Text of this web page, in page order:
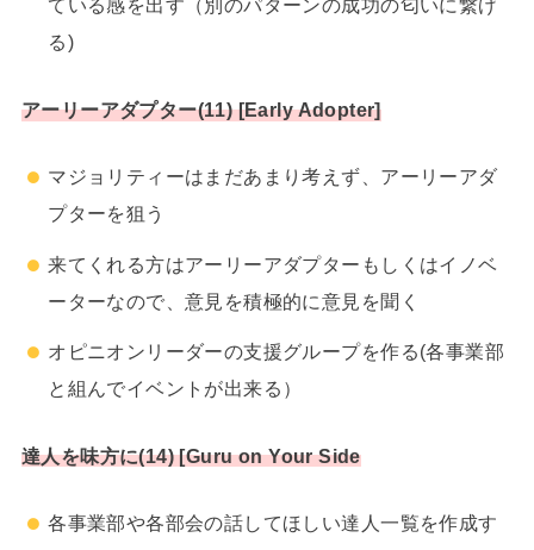
ている感を出す（別のパターンの成功の匂いに繋げ
る)
アーリーアダプター(11) [Early Adopter]
マジョリティーはまだあまり考えず、アーリーアダ
プターを狙う
来てくれる方はアーリーアダプターもしくはイノベ
ーターなので、意見を積極的に意見を聞く
オピニオンリーダーの支援グループを作る(各事業部
と組んでイベントが出来る）
達人を味方に(14) [Guru on Your Side
各事業部や各部会の話してほしい達人一覧を作成す